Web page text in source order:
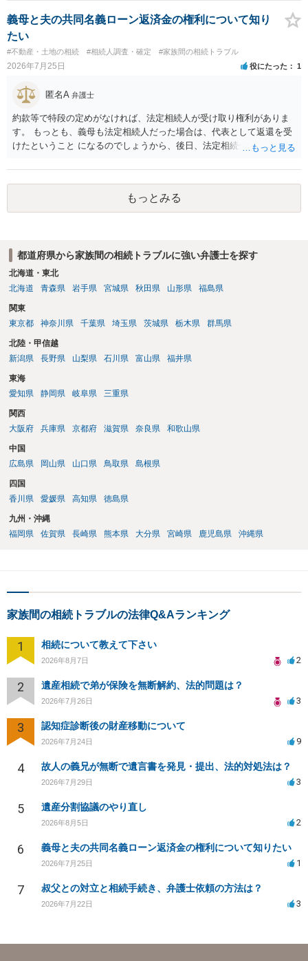
された書類のコピーを取得して、弁護士に面談で詳しい事情を話して
相談 されたら良いと思います。
義母と夫の共同名義ローン返済金の権利について知り
たい
#不動産・土地の相続 #相続人調査・確定 #家族間の相続トラブル
2026年7月25日 役にたった 1
匿名A 弁護士
約款等で特段の定めがなければ、法定相続人が受け取り権利がありま
す。 もっとも、義母も法定相続人だった場合は、代表として返還を受
けたということ になるのでしょうから、後日、法定相続分に基づいて
もっとみる
都道府県から家族間の相続トラブルに強い弁護士を探す
北海道・東北
北海道
青森県 岩手県 宮城県 秋田県 山形県 福島県
関東
東京都
神奈川県 千葉県 埼玉県 茨城県 栃木県 群馬県
北陸・甲信越
新潟県
長野県 山梨県 石川県 富山県 福井県
東海
愛知県
静岡県 岐阜県 三重県
関西
大阪府
兵庫県 京都府 滋賀県 奈良県 和歌山県
中国
広島県
岡山県 山口県 鳥取県 島根県
四国
香川県
愛媛県 高知県 徳島県
九州・沖縄
福岡県
佐賀県 長崎県 熊本県 大分県 宮崎県 鹿児島県 沖縄県
家族間の相続トラブルの法律Q&Aランキング
1 相続について教えて下さい
2026年8月7日 2
2 遺産相続で弟が保険を無断解約、法的問題は？
2026年7月26日 3
3 認知症診断後の財産移動について
2026年7月24日 9
4 故人の義兄が無断で遺言書を発見・提出、法的対処法は？
2026年7月29日 3
5 遺産分割協議のやり直し
2026年8月5日 2
6 義母と夫の共同名義ローン返済金の権利について知りたい
2026年7月25日 1
7 叔父との対立と相続手続き、弁護士依頼の方法は？
2026年7月22日 3